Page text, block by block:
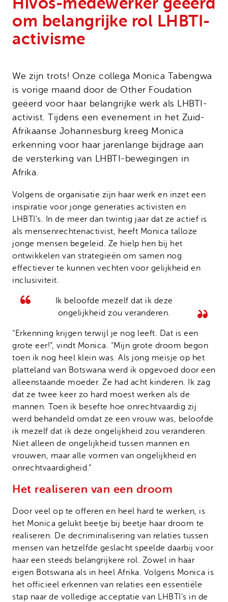
om belangrijke rol LHBTI-
activisme
We zijn trots! Onze collega Monica Tabengwa
is vorige maand door de Other Foudation
geëerd voor haar belangrijke werk als LHBTI-
activist. Tijdens een evenement in het Zuid-
Afrikaanse Johannesburg kreeg Monica
erkenning voor haar jarenlange bijdrage aan
de versterking van LHBTI-bewegingen in
Afrika.
Volgens de organisatie zijn haar werk en inzet een
inspiratie voor jonge generaties activisten en
LHBTI’s. In de meer dan twintig jaar dat ze actief is
als mensenrechtenactivist, heeft Monica talloze
jonge mensen begeleid. Ze hielp hen bij het
ontwikkelen van strategieën om samen nog
effectiever te kunnen vechten voor gelijkheid en
inclusiviteit.
Ik beloofde mezelf dat ik deze
ongelijkheid zou veranderen.
“Erkenning krijgen terwijl je nog leeft. Dat is een
grote eer!”, vindt Monica. “Mijn grote droom begon
toen ik nog heel klein was. Als jong meisje op het
platteland van Botswana werd ik opgevoed door een
alleenstaande moeder. Ze had acht kinderen. Ik zag
dat ze twee keer zo hard moest werken als de
mannen. Toen ik besefte hoe onrechtvaardig zij
werd behandeld omdat ze een vrouw was, beloofde
ik mezelf dat ik deze ongelijkheid zou veranderen.
Niet alleen de ongelijkheid tussen mannen en
vrouwen, maar alle vormen van ongelijkheid en
onrechtvaardigheid.”
Het realiseren van een droom
Door veel op te offeren en heel hard te werken, is
het Monica gelukt beetje bij beetje haar droom te
realiseren. De decriminalisering van relaties tussen
mensen van hetzelfde geslacht speelde daarbij voor
haar een steeds belangrijkere rol. Zowel in haar
eigen Botswana als in heel Afrika. Volgens Monica is
het officieel erkennen van relaties een essentiële
stap naar de volledige acceptatie van LHBTI’s in de
Noodfonds voor activisten
Onze successen
Jaarverslag
Veelgestelde vragen